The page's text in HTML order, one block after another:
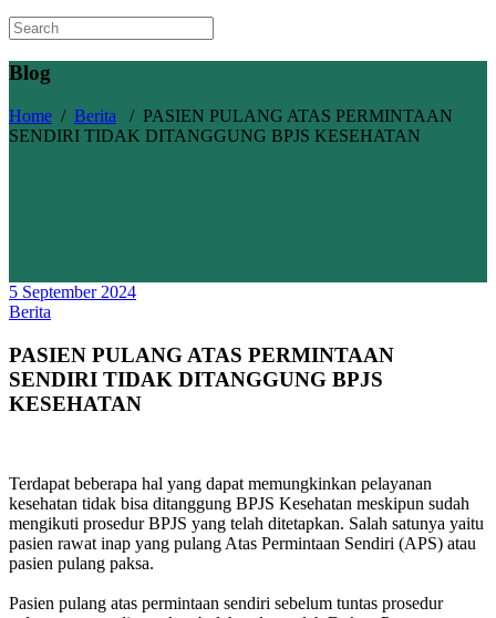
Blog
Home / Berita / PASIEN PULANG ATAS PERMINTAAN
SENDIRI TIDAK DITANGGUNG BPJS KESEHATAN
5 September 2024
Berita
PASIEN PULANG ATAS PERMINTAAN
SENDIRI TIDAK DITANGGUNG BPJS
KESEHATAN
Terdapat beberapa hal yang dapat memungkinkan pelayanan
kesehatan tidak bisa ditanggung BPJS Kesehatan meskipun sudah
mengikuti prosedur BPJS yang telah ditetapkan. Salah satunya yaitu
pasien rawat inap yang pulang Atas Permintaan Sendiri (APS) atau
pasien pulang paksa.
Pasien pulang atas permintaan sendiri sebelum tuntas prosedur